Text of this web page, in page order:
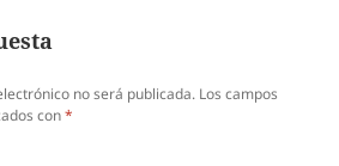
no será publicada. Los campos
con*